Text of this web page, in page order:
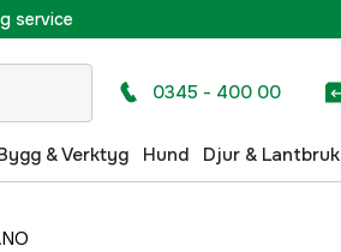
service
0345 - 400 00
& Verktyg Hund Djur & Lantbruk